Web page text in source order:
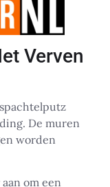
Verven
De muren
worden
om een